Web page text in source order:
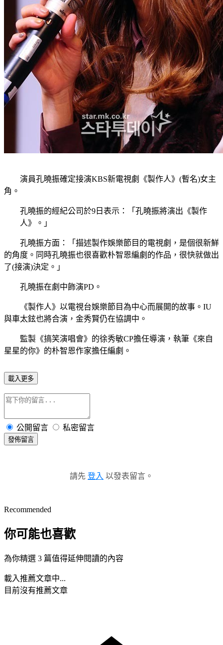
演員孔曉振確定接演KBS新電視劇《製作人》 (暫名)女主
角。
孔曉振的經紀公司於9 日表示：「孔曉振將演出《製作
人》。」
孔曉振方面：「描述製作娛樂節目的電視劇，是個很新鮮
的角度。同時孔曉振也很喜歡朴智恩編劇的作品，很快就做出
了(接演)決定。」
孔曉振在劇中飾演PD 。
《製作人》以電視台娛樂節目為中心而展開的故事。 IU
與車太鉉也將合演，金秀賢仍在協調中。
監製《搞笑演唱會》的徐秀敏CP擔任導演，執筆《來自
星星的你》的朴智恩作家擔任編劇。
載入更多
公開留言 私密留言
發佈留言
請先 登入 以發表留言。
Recommended
你可能也喜歡
為你精選 3 篇值得延伸閱讀的內容
載入推薦文章中...
目前沒有推薦文章